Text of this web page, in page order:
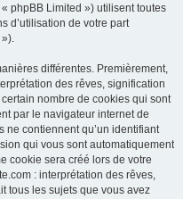
phpBB Limited ») utilisent toutes
d’utilisation de votre part
différentes. Premièrement,
des rêves, signification
nombre de cookies qui sont
par le navigateur internet de
ne contiennent qu’un identifiant
qui vous sont automatiquement
cookie sera créé lors de votre
: interprétation des rêves,
tous les sujets que vous avez